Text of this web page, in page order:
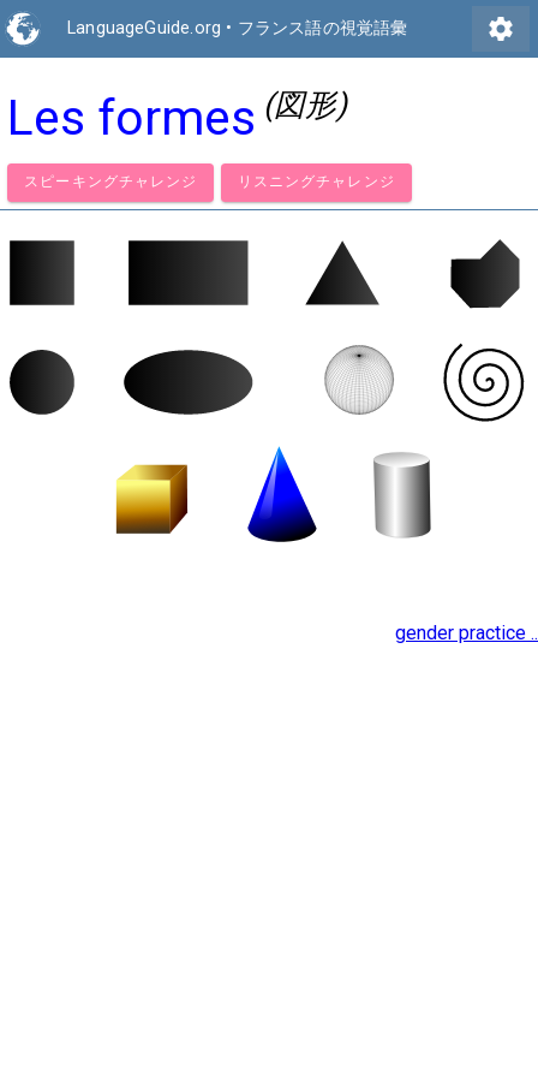
LanguageGuide.org • フランス語の視覚語彙 settings
Les formes (図形)
スピーキングチャレンジ リスニングチャレンジ
gender practice ..